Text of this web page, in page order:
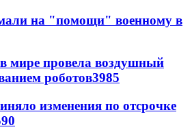
на "помощи" военному в
мире провела воздушный
роботов3985
изменения по отсрочке